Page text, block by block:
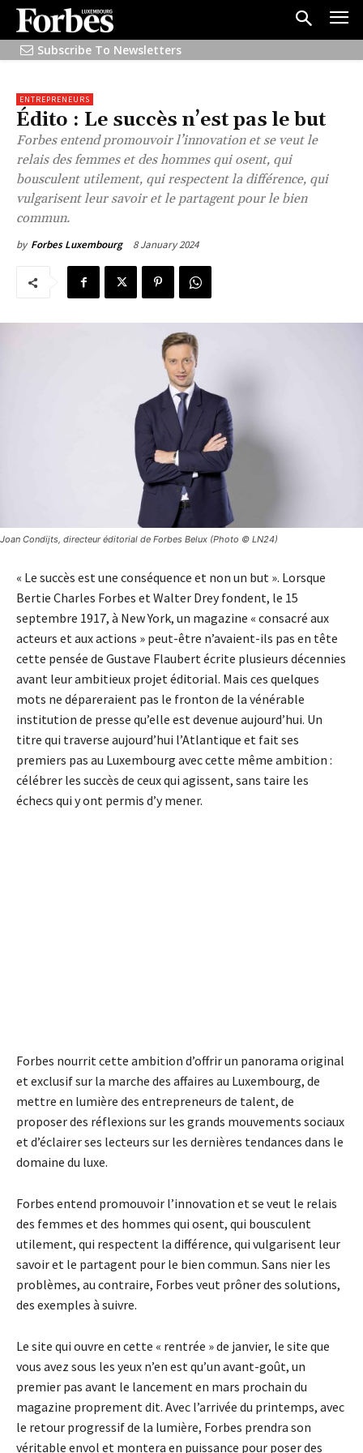
Subscribe To Newsletters
ENTREPRENEURS
Édito : Le succès n’est pas le but
Forbes entend promouvoir l’innovation et se veut le
relais des femmes et des hommes qui osent, qui
bousculent utilement, qui respectent la différence, qui
vulgarisent leur savoir et le partagent pour le bien
commun.
by Forbes Luxembourg 8 January 2024
Joan Condijts, directeur éditorial de Forbes Belux (Photo © LN24)
« Le succès est une conséquence et non un but ». Lorsque
Bertie Charles Forbes et Walter Drey fondent, le 15
septembre 1917, à New York, un magazine « consacré aux
acteurs et aux actions » peut-être n’avaient-ils pas en tête
cette pensée de Gustave Flaubert écrite plusieurs décennies
avant leur ambitieux projet éditorial. Mais ces quelques
mots ne dépareraient pas le fronton de la vénérable
institution de presse qu’elle est devenue aujourd’hui. Un
titre qui traverse aujourd’hui l’Atlantique et fait ses
premiers pas au Luxembourg avec cette même ambition :
célébrer les succès de ceux qui agissent, sans taire les
échecs qui y ont permis d’y mener.
Forbes nourrit cette ambition d’offrir un panorama original
et exclusif sur la marche des affaires au Luxembourg, de
mettre en lumière des entrepreneurs de talent, de
proposer des réflexions sur les grands mouvements sociaux
et d’éclairer ses lecteurs sur les dernières tendances dans le
domaine du luxe.
Forbes entend promouvoir l’innovation et se veut le relais
des femmes et des hommes qui osent, qui bousculent
utilement, qui respectent la différence, qui vulgarisent leur
savoir et le partagent pour le bien commun. Sans nier les
problèmes, au contraire, Forbes veut prôner des solutions,
des exemples à suivre.
Le site qui ouvre en cette « rentrée » de janvier, le site que
vous avez sous les yeux n’en est qu’un avant-goût, un
premier pas avant le lancement en mars prochain du
magazine proprement dit. Avec l’arrivée du printemps, avec
le retour progressif de la lumière, Forbes prendra son
véritable envol et montera en puissance pour poser des